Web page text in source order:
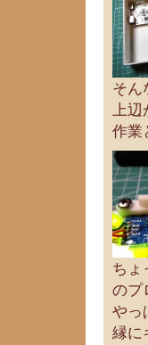
そん
上辺
作業
ちょ
のプ
やっ
縁に